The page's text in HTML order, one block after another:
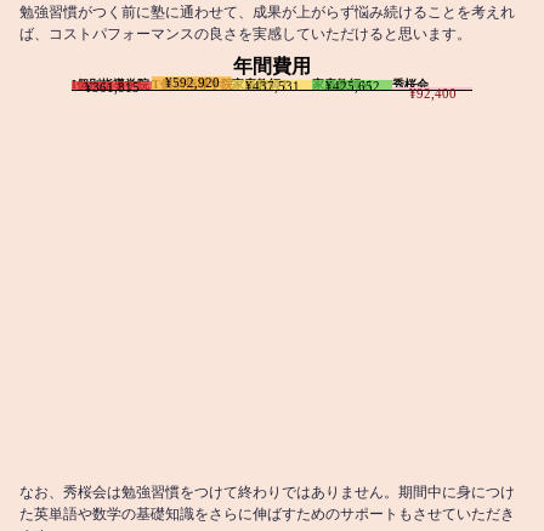
勉強習慣がつく前に塾に通わせて、成果が上がらず悩み続けることを考えれ
ば、コストパフォーマンスの良さを実感していただけると思います。
年間費用
I個別指導学院
¥361,815 T個別指導学院
¥592,920 家庭教師T
¥437,531 家庭教師M
¥425,652 秀桜会
¥92,400
なお、秀桜会は勉強習慣をつけて終わりではありません。期間中に身につけ
た英単語や数学の基礎知識をさらに伸ばすためのサポートもさせていただき